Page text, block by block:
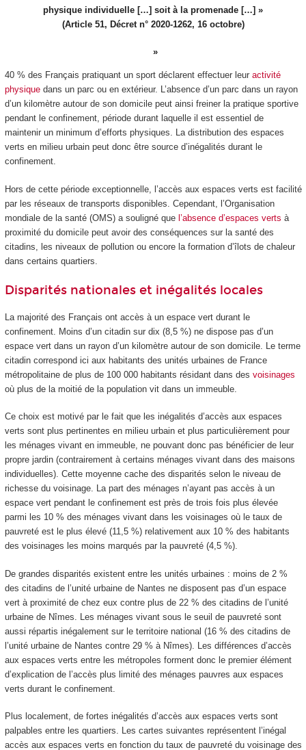
physique individuelle […] soit à la promenade […] »
(Article 51, Décret n° 2020-1262, 16 octobre)
40 % des Français pratiquant un sport déclarent effectuer leur activité
physiquedans un parc ou en extérieur. L’absence d’un parc dans un rayon
d’un kilomètre autour de son domicile peut ainsi freiner la pratique sportive
pendant le confinement, période durant laquelle il est essentiel de
maintenir un minimum d’efforts physiques. La distribution des espaces
verts en milieu urbain peut donc être source d’inégalités durant le
confinement.
Hors de cette période exceptionnelle, l’accès aux espaces verts est facilité
par les réseaux de transports disponibles. Cependant, l’Organisation
mondiale de la santé (OMS) a souligné que l’absence d’espaces verts à
proximité du domicile peut avoir des conséquences sur la santé des
citadins, les niveaux de pollution ou encore la formation d’îlots de chaleur
dans certains quartiers.
Disparités nationales et inégalités locales
La majorité des Français ont accès à un espace vert durant le
confinement. Moins d’un citadin sur dix (8,5 %) ne dispose pas d’un
espace vert dans un rayon d’un kilomètre autour de son domicile. Le terme
citadin correspond ici aux habitants des unités urbaines de France
métropolitaine de plus de 100 000 habitants résidant dans des voisinages
où plus de la moitié de la population vit dans un immeuble.
Ce choix est motivé par le fait que les inégalités d’accès aux espaces
verts sont plus pertinentes en milieu urbain et plus particulièrement pour
les ménages vivant en immeuble, ne pouvant donc pas bénéficier de leur
propre jardin (contrairement à certains ménages vivant dans des maisons
individuelles). Cette moyenne cache des disparités selon le niveau de
richesse du voisinage. La part des ménages n’ayant pas accès à un
espace vert pendant le confinement est près de trois fois plus élevée
parmi les 10 % des ménages vivant dans les voisinages où le taux de
pauvreté est le plus élevé (11,5 %) relativement aux 10 % des habitants
des voisinages les moins marqués par la pauvreté (4,5 %).
De grandes disparités existent entre les unités urbaines : moins de 2 %
des citadins de l’unité urbaine de Nantes ne disposent pas d’un espace
vert à proximité de chez eux contre plus de 22 % des citadins de l’unité
urbaine de Nîmes. Les ménages vivant sous le seuil de pauvreté sont
aussi répartis inégalement sur le territoire national (16 % des citadins de
l’unité urbaine de Nantes contre 29 % à Nîmes). Les différences d’accès
aux espaces verts entre les métropoles forment donc le premier élément
d’explication de l’accès plus limité des ménages pauvres aux espaces
verts durant le confinement.
Plus localement, de fortes inégalités d’accès aux espaces verts sont
palpables entre les quartiers. Les cartes suivantes représentent l’inégal
accès aux espaces verts en fonction du taux de pauvreté du voisinage des